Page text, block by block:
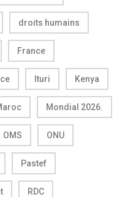
droits humains
France
Ituri Kenya
Mondial 2026.
OMS ONU
Pastef
RDC